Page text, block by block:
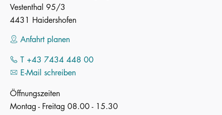
Vestenthal 95/3
4431 Haidershofen
Anfahrt planen
T +43 7434 448 00
E-Mail schreiben
Öffnungszeiten
Montag - Freitag 08.00 - 15.30